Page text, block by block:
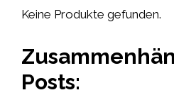
Keine Produkte gefunden.
Posts: